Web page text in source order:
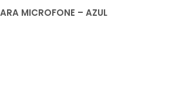
MICROFONE – AZUL